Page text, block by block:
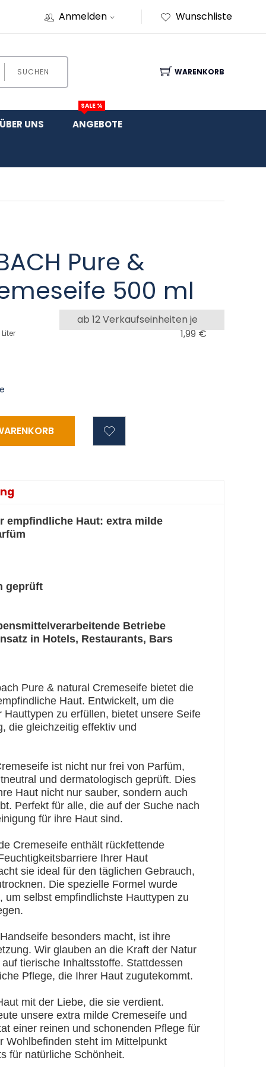
Anmelden Wunschliste
SUCHEN WARENKORB
UNS ANGEBOTE
SALE %
Pure &
500 ml
Liter
ab 12 Verkaufseinheiten je
1,99 €
empfindliche Haut: extra milde
geprüft
Betriebe
in Hotels, Restaurants, Bars
Pure & natural Cremeseife bietet die
Haut. Entwickelt, um die
Hauttypen zu erfüllen, bietet unsere Seife
die gleichzeitig effektiv und
ist nicht nur frei von Parfüm,
und dermatologisch geprüft. Dies
Haut nicht nur sauber, sondern auch
Perfekt für alle, die auf der Suche nach
für ihre Haut sind.
Cremeseife enthält rückfettende
Ihrer Haut
sie ideal für den täglichen Gebrauch,
Die spezielle Formel wurde
um selbst empfindlichste Hauttypen zu
besonders macht, ist ihre
Wir glauben an die Kraft der Natur
tierische Inhaltsstoffe. Stattdessen
Pflege, die Ihrer Haut zugutekommt.
mit der Liebe, die sie verdient.
unsere extra milde Cremeseife und
einer reinen und schonenden Pflege für
Wohlbefinden steht im Mittelpunkt
für natürliche Schönheit.